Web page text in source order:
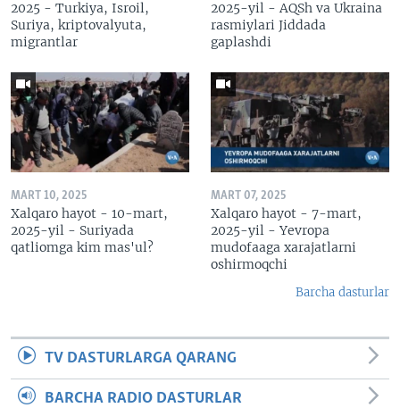
2025 - Turkiya, Isroil,
Suriya, kriptovalyuta,
migrantlar
2025-yil - AQSh va Ukraina
rasmiylari Jiddada
gaplashdi
MART 10, 2025
Xalqaro hayot - 10-mart,
2025-yil - Suriyada
qatliomga kim mas'ul?
MART 07, 2025
Xalqaro hayot - 7-mart,
2025-yil - Yevropa
mudofaaga xarajatlarni
oshirmoqchi
Barcha dasturlar
TV DASTURLARGA QARANG
BARCHA RADIO DASTURLAR